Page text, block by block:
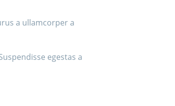
a ullamcorper a
egestas a